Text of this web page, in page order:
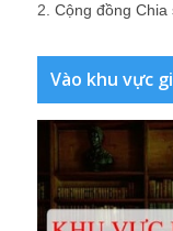
2. Cộng đồng
Vào khu vực